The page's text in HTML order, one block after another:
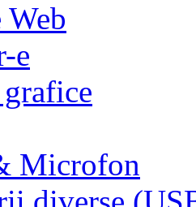
Web
e
Microfon